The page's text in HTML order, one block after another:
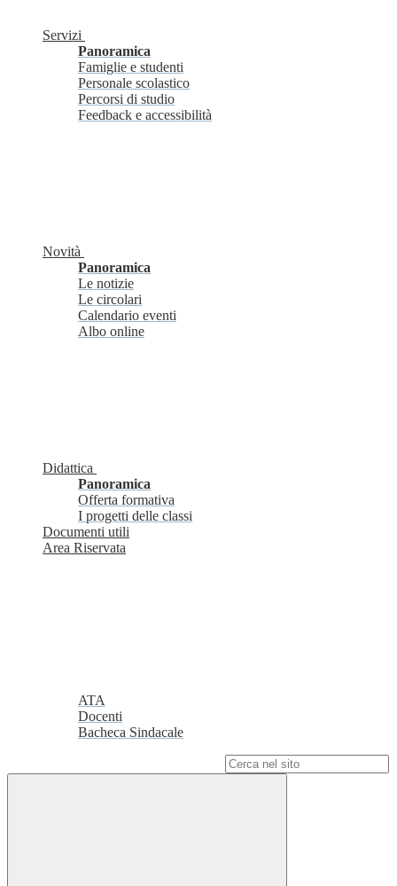
Servizi
Panoramica
Famiglie e studenti
Personale scolastico
Percorsi di studio
Feedback e accessibilità
Novità
Panoramica
Le notizie
Le circolari
Calendario eventi
Albo online
Didattica
Panoramica
Offerta formativa
I progetti delle classi
Documenti utili
Area Riservata
ATA
Docenti
Bacheca Sindacale